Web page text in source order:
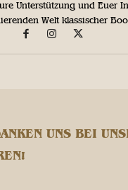
Unterstützung und Euer
Welt klassischer
UNS BEI